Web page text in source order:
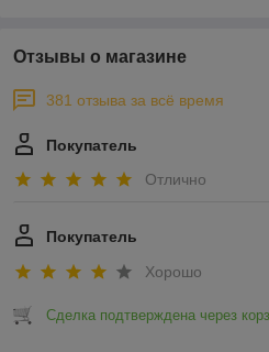
Отзывы о магазине
381 отзыва за всё время
Покупатель
Отлично
Покупатель
Хорошо
Сделка подтверждена через